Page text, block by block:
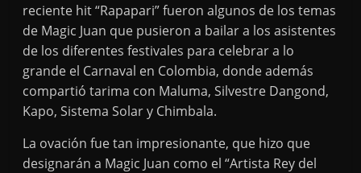
reciente hit “Rapapari” fueron algunos de los temas
de Magic Juan que pusieron a bailar a los asistentes
de los diferentes festivales para celebrar a lo
grande el Carnaval en Colombia, donde además
compartió tarima con Maluma, Silvestre Dangond,
Kapo, Sistema Solar y Chimbala.
La ovación fue tan impresionante, que hizo que
designarán a Magic Juan como el “Artista Rey del